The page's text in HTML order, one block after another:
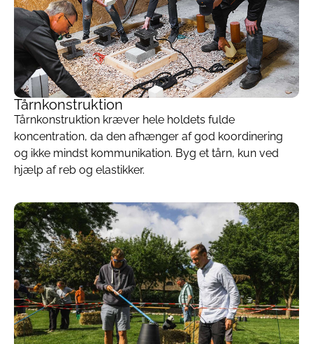
Tårnkonstruktion
Tårnkonstruktion kræver hele holdets fulde
koncentration, da den afhænger af god koordinering
og ikke mindst kommunikation. Byg et tårn, kun ved
hjælp af reb og elastikker.